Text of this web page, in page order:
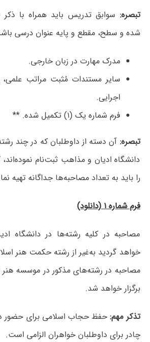
تبصره: سوابق تدریس باید همراه با
شده و سطح، مقطع و پایه عنوان درسی
مدرک مهارت در زبان خارجی.
سایر مستندات مُثبت مراتب
اجرایی.
فرم شماره یک (۱) تکمیل شده. **
تبصره: آن دسته از داوطلبان که در چند
دانشگاه ادیان و مذاهب ثبت‌نام
را باید به تعداد مصاحبه‌ها جداگانه تهیه
فرم شماره ۱ (دانلود)
مصاحبه در کلیه رشته‌ها در دانشگاه
خواهد گردید به‌غیر از رشته حکمت هنر
مصاحبه در رشته‌های مذکور در موسسه هنر
برگزار خواهد شد.
تذکر مهم:حفظ حجاب اسلامی برای حضور
چادر برای داوطلبان خواهران الزامی است.